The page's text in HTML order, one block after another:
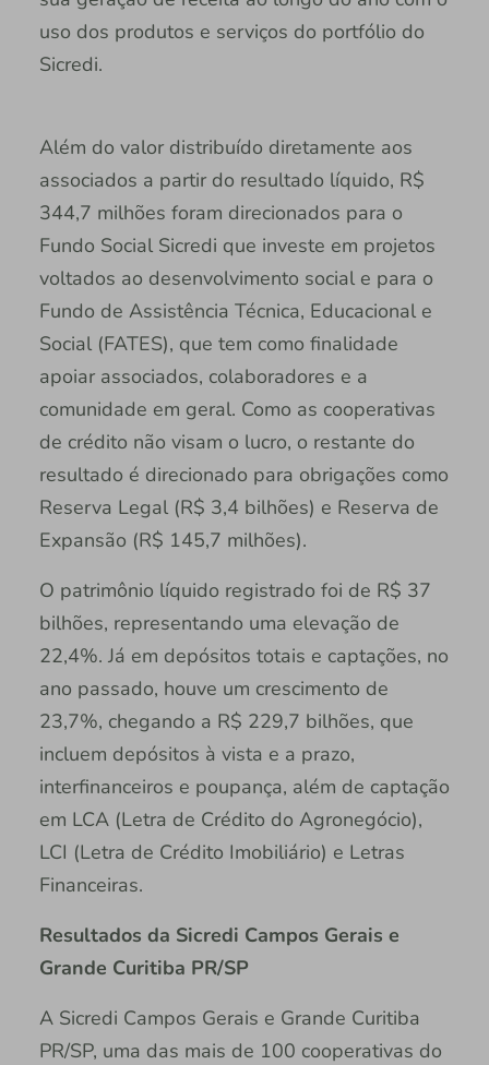
uso dos produtos e serviços do portfólio do
Sicredi.
Além do valor distribuído diretamente aos
associados a partir do resultado líquido, R$
344,7 milhões foram direcionados para o
Fundo Social Sicredi que investe em projetos
voltados ao desenvolvimento social e para o
Fundo de Assistência Técnica, Educacional e
Social (FATES), que tem como finalidade
apoiar associados, colaboradores e a
comunidade em geral. Como as cooperativas
de crédito não visam o lucro, o restante do
resultado é direcionado para obrigações como
Reserva Legal (R$ 3,4 bilhões) e Reserva de
Expansão (R$ 145,7 milhões).
O patrimônio líquido registrado foi de R$ 37
bilhões, representando uma elevação de
22,4%. Já em depósitos totais e captações, no
ano passado, houve um crescimento de
23,7%, chegando a R$ 229,7 bilhões, que
incluem depósitos à vista e a prazo,
interfinanceiros e poupança, além de captação
em LCA (Letra de Crédito do Agronegócio),
LCI (Letra de Crédito Imobiliário) e Letras
Financeiras.
Resultados da Sicredi Campos Gerais e
Grande Curitiba PR/SP
A Sicredi Campos Gerais e Grande Curitiba
PR/SP, uma das mais de 100 cooperativas do